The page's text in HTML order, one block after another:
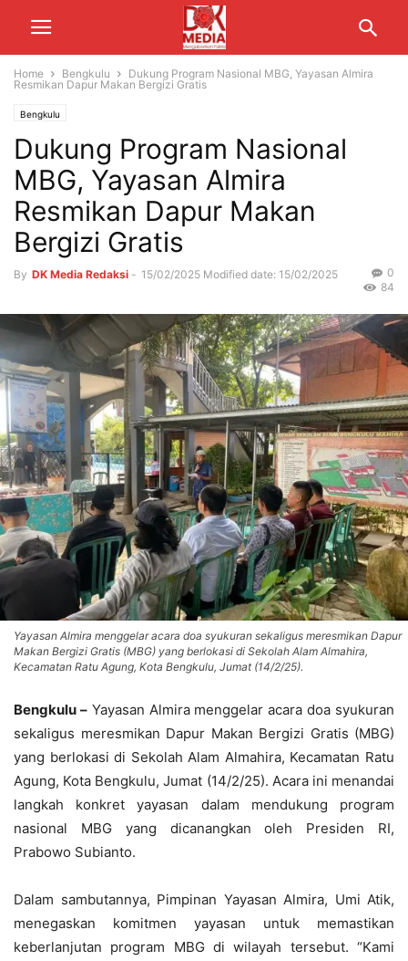
Home Bengkulu
Dukung Program Nasional MBG, Yayasan Almira
Resmikan Dapur Makan Bergizi Gratis
Bengkulu
Dukung Program Nasional
MBG, Yayasan Almira
Resmikan Dapur Makan
Bergizi Gratis
By DK Media Redaksi - 15/02/2025 Modified date: 15/02/2025
0
84
Yayasan Almira menggelar acara doa syukuran sekaligus meresmikan Dapur
Makan Bergizi Gratis (MBG) yang berlokasi di Sekolah Alam Almahira,
Kecamatan Ratu Agung, Kota Bengkulu, Jumat (14/2/25).
Bengkulu –Yayasan Almira menggelar acara doa syukuran
sekaligus meresmikan Dapur Makan Bergizi Gratis (MBG)
yang berlokasi di Sekolah Alam Almahira, Kecamatan Ratu
Agung, Kota Bengkulu, Jumat (14/2/25). Acara ini menandai
langkah konkret yayasan dalam mendukung program
nasional MBG yang dicanangkan oleh Presiden RI,
Prabowo Subianto.
Dalam sambutannya, Pimpinan Yayasan Almira, Umi Atik,
menegaskan komitmen yayasan untuk memastikan
keberlanjutan program MBG di wilayah tersebut. “Kami